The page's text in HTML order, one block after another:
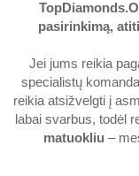
pasirinkimą,
Jei jums reikia
specialistų
reikia atsižvelgti į
labai svarbus, todėl
matuokliu –